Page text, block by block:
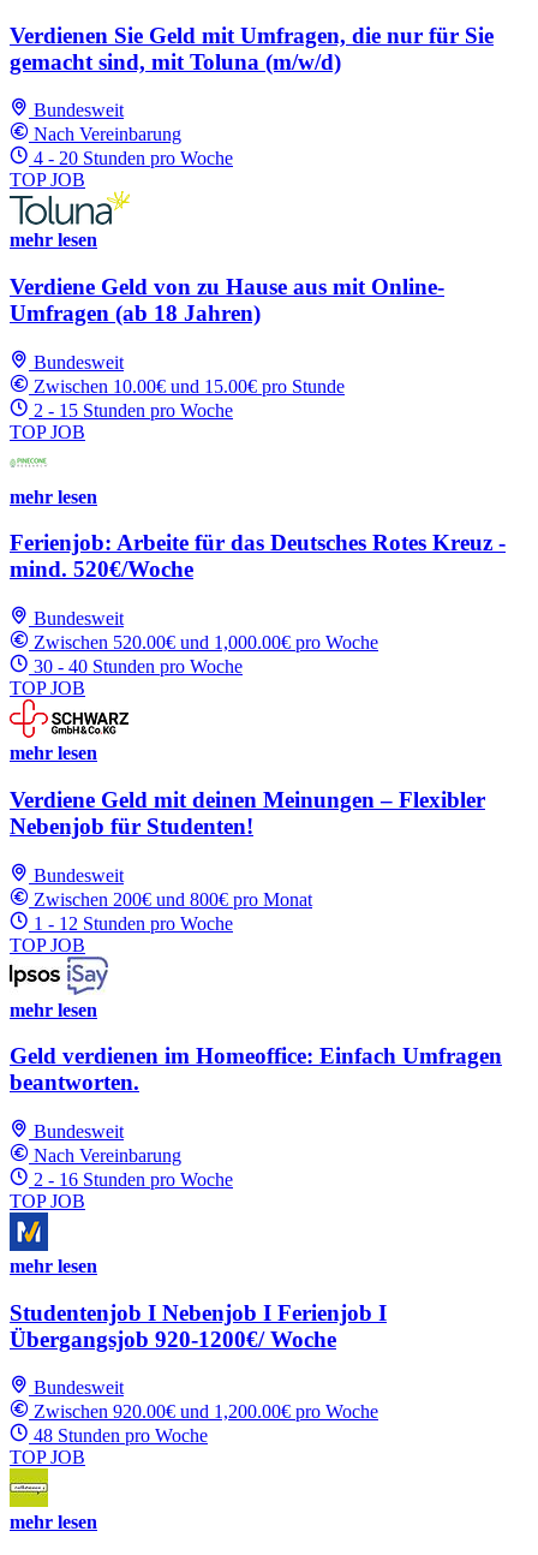
Verdienen Sie Geld mit Umfragen, die nur für Sie
gemacht sind, mit Toluna (m/w/d)
Bundesweit
Nach Vereinbarung
4 - 20 Stunden pro Woche
TOP JOB
mehr lesen
Verdiene Geld von zu Hause aus mit Online-
Umfragen (ab 18 Jahren)
Bundesweit
Zwischen 10.00€ und 15.00€ pro Stunde
2 - 15 Stunden pro Woche
TOP JOB
mehr lesen
Ferienjob: Arbeite für das Deutsches Rotes Kreuz -
mind. 520€/Woche
Bundesweit
Zwischen 520.00€ und 1,000.00€ pro Woche
30 - 40 Stunden pro Woche
TOP JOB
mehr lesen
Verdiene Geld mit deinen Meinungen – Flexibler
Nebenjob für Studenten!
Bundesweit
Zwischen 200€ und 800€ pro Monat
1 - 12 Stunden pro Woche
TOP JOB
mehr lesen
Geld verdienen im Homeoffice: Einfach Umfragen
beantworten.
Bundesweit
Nach Vereinbarung
2 - 16 Stunden pro Woche
TOP JOB
mehr lesen
Studentenjob I Nebenjob I Ferienjob I
Übergangsjob 920-1200€/ Woche
Bundesweit
Zwischen 920.00€ und 1,200.00€ pro Woche
48 Stunden pro Woche
TOP JOB
mehr lesen